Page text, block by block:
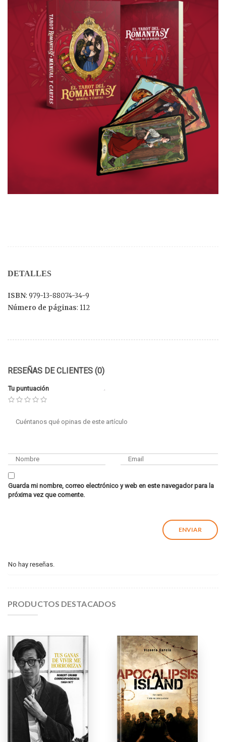
DETALLES
ISBN: 979-13-88074-34-9
Número de páginas: 112
RESEÑAS DE CLIENTES (0)
Tu puntuación
Guarda mi nombre, correo electrónico y web en este navegador para la
próxima vez que comente.
No hay reseñas.
PRODUCTOS DESTACADOS